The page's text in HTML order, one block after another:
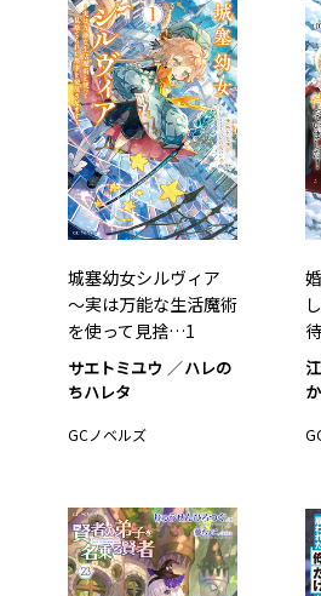
城塞幼女シルヴィア
～実は万能な生活魔術
を使って見捨…1
サエトミユウ
ハレの
ちハレタ
GCノベルズ